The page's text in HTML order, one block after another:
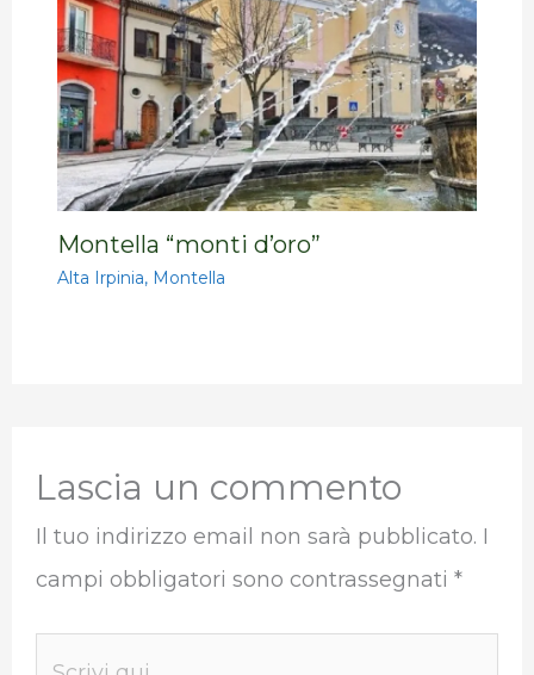
Montella “monti d’oro”
Alta Irpinia, Montella
Lascia un commento
Il tuo indirizzo email non sarà pubblicato. I
campi obbligatori sono contrassegnati *